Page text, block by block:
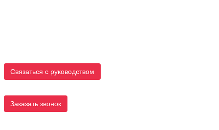
Связаться с руководством
Заказать звонок